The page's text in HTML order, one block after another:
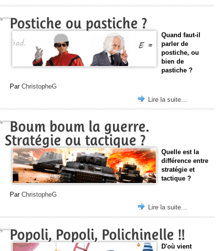
Postiche ou pastiche ?
Quand faut-il
parler de
postiche, ou
bien de
pastiche ?
Par ChristopheG
Lire la suite…
Boum boum la guerre.
Stratégie ou tactique ?
Quelle est la
différence entre
stratégie et
tactique ?
Par ChristopheG
Lire la suite…
Popoli, Popoli, Polichinelle !!
D'où vient